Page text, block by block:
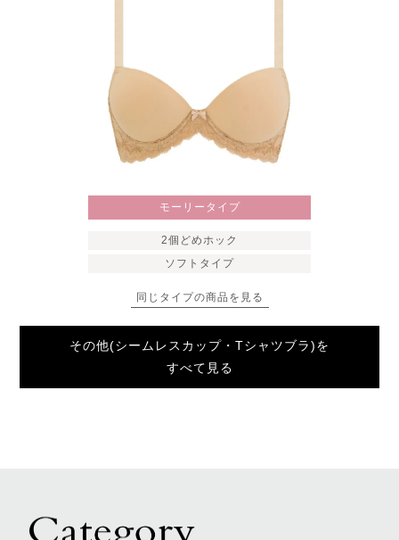
モーリータイプ
2個どめホック
ソフトタイプ
同じタイプの商品を見る
その他(シームレスカップ・Tシャツブラ)を
すべて見る